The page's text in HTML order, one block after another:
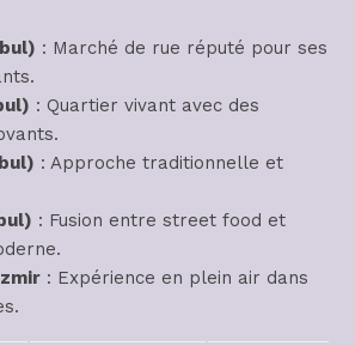
: Marché de rue réputé pour ses
: Quartier vivant avec des
: Approche traditionnelle et
: Fusion entre street food et
: Expérience en plein air dans